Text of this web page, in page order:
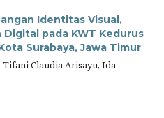
Identitas Visual,
Digital pada KWT Kedurus
Surabaya, Jawa Timur
Claudia Arisayu, Ida